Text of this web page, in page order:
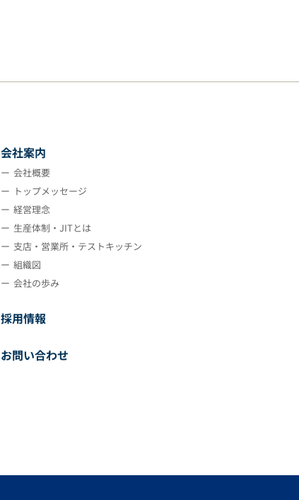
会社案内
会社概要
トップメッセージ
経営理念
生産体制・JITとは
支店・営業所・テストキッチン
組織図
会社の歩み
採用情報
お問い合わせ